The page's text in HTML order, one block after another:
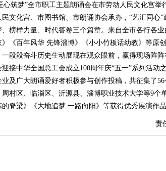
筑梦”全市职工主题朗诵会在市劳动人民文化宫举
化宫、市图书馆、市朗诵协会承办，“艺汇同心”
榜样力量、时代答卷三个篇章。来自全市各行各业
《百年风华 先锋淄博》《小小竹板话幼教》等原
段段奋斗历史生动展现在观众眼前，赢得现场阵阵
接中华全国总工会成立100周年庆“五一”系列活动
及广大朗诵爱好者积极参与创作投稿，共征集了
村区、临淄区、沂源县、淄博职业技术大学等9个
脊梁》《大地追梦 一路向阳》等获得优秀展演作
责